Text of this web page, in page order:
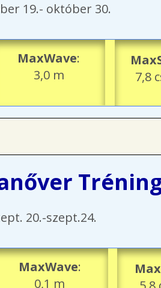
19.- október 30.
MaxWave:
3,0 m
7,8
20.-szept.24.
MaxWave:
0,1 m